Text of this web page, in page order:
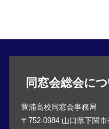
同窓会総会に
豊浦高校同窓会事務局
〒752-0984 山口県下関